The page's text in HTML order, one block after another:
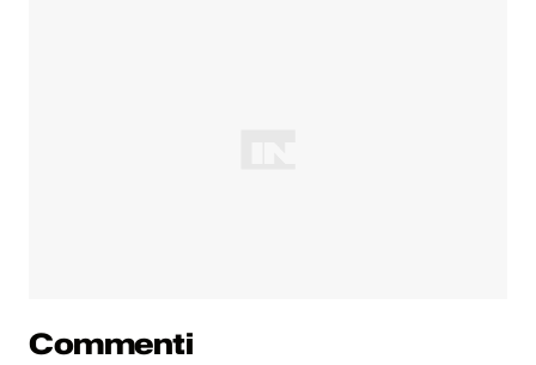
Commenti